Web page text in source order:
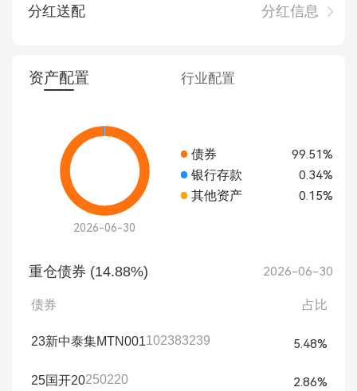
分红送配 分红信息
资产配置 行业配置
2026-06-30
债券 99.51%
银行存款 0.34%
其他资产 0.15%
重仓债券 (14.88%) 2026-06-30
债券 占比
23新中泰集MTN001102383239 5.48%
25国开20250220 2.86%